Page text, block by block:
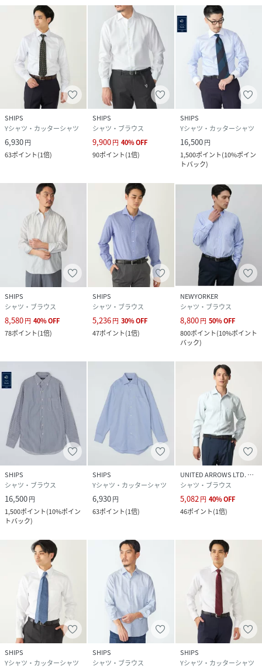
SHIPS
Yシャツ・カッターシャツ
6,930円
63ポイント(1倍)
SHIPS
シャツ・ブラウス
9,900円 40%OFF
90ポイント(1倍)
SHIPS
Yシャツ・カッターシャツ
16,500円
1,500ポイント(10%ポイン
トバック)
SHIPS
シャツ・ブラウス
8,580円 40%OFF
78ポイント(1倍)
SHIPS
シャツ・ブラウス
5,236円 30%OFF
47ポイント(1倍)
NEWYORKER
シャツ・ブラウス
8,800円 50%OFF
800ポイント(10%ポイント
バック)
SHIPS
シャツ・ブラウス
16,500円
1,500ポイント(10%ポイン
トバック)
SHIPS
Yシャツ・カッターシャツ
6,930円
63ポイント(1倍)
UNITED ARROWS LTD. OUTLET
シャツ・ブラウス
5,082 円 40%OFF
46ポイント(1倍)
SHIPS
Yシャツ・カッターシャツ
SHIPS
シャツ・ブラウス
SHIPS
Yシャツ・カッターシャツ